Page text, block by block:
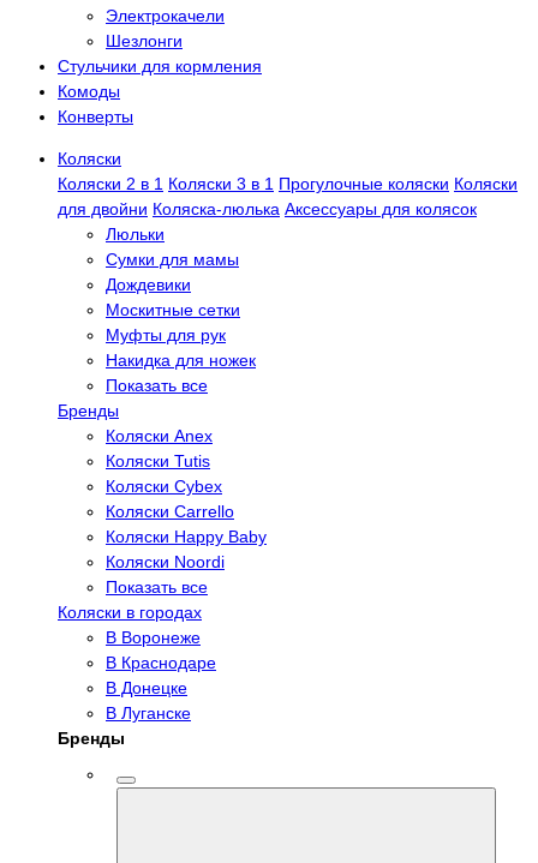
Электрокачели
Шезлонги
Стульчики для кормления
Комоды
Конверты
Коляски
Коляски 2 в 1 Коляски 3 в 1 Прогулочные коляски Коляски
для двойни Коляска-люлька Аксессуары для колясок
Люльки
Сумки для мамы
Дождевики
Москитные сетки
Муфты для рук
Накидка для ножек
Показать все
Бренды
Коляски Anex
Коляски Tutis
Коляски Cybex
Коляски Carrello
Коляски Happy Baby
Коляски Noordi
Показать все
Коляски в городах
В Воронеже
В Краснодаре
В Донецке
В Луганске
Бренды